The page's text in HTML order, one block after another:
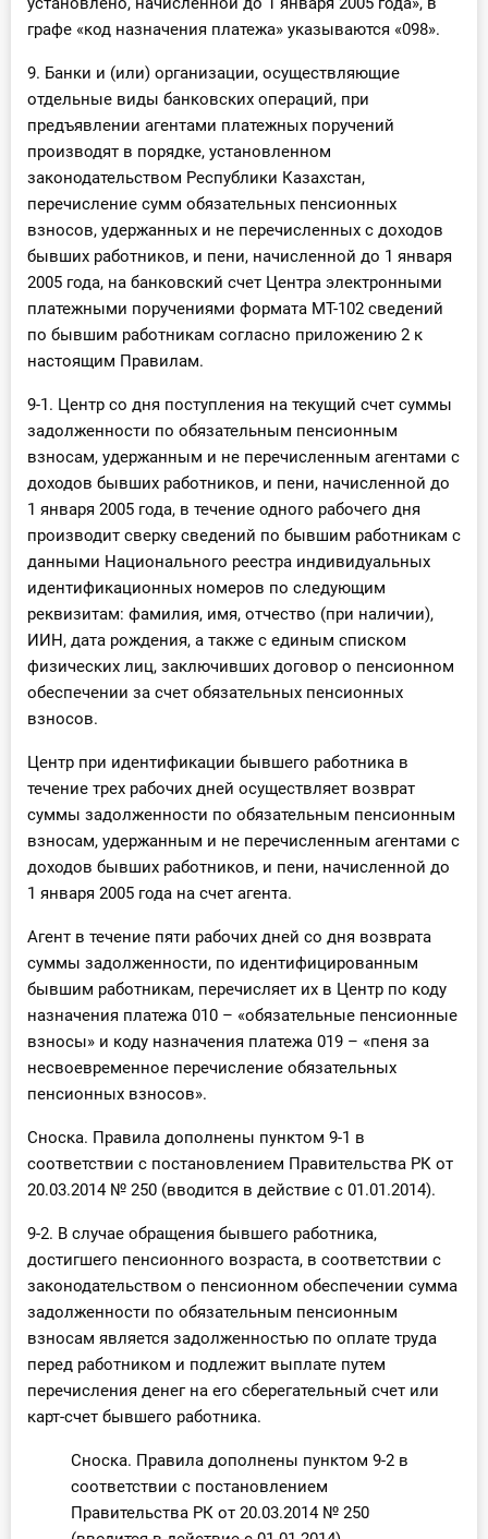
графе «код назначения платежа» указываются «098».
9. Банки и (или) организации, осуществляющие
отдельные виды банковских операций, при
предъявлении агентами платежных поручений
производят в порядке, установленном
законодательством Республики Казахстан,
перечисление сумм обязательных пенсионных
взносов, удержанных и не перечисленных с доходов
бывших работников, и пени, начисленной до 1 января
2005 года, на банковский счет Центра электронными
платежными поручениями формата МТ-102 сведений
по бывшим работникам согласно приложению 2 к
настоящим Правилам.
9-1. Центр со дня поступления на текущий счет суммы
задолженности по обязательным пенсионным
взносам, удержанным и не перечисленным агентами с
доходов бывших работников, и пени, начисленной до
1 января 2005 года, в течение одного рабочего дня
производит сверку сведений по бывшим работникам с
данными Национального реестра индивидуальных
идентификационных номеров по следующим
реквизитам: фамилия, имя, отчество (при наличии),
ИИН, дата рождения, а также с единым списком
физических лиц, заключивших договор о пенсионном
обеспечении за счет обязательных пенсионных
взносов.
Центр при идентификации бывшего работника в
течение трех рабочих дней осуществляет возврат
суммы задолженности по обязательным пенсионным
взносам, удержанным и не перечисленным агентами с
доходов бывших работников, и пени, начисленной до
1 января 2005 года на счет агента.
Агент в течение пяти рабочих дней со дня возврата
суммы задолженности, по идентифицированным
бывшим работникам, перечисляет их в Центр по коду
назначения платежа 010 – «обязательные пенсионные
взносы» и коду назначения платежа 019 – «пеня за
несвоевременное перечисление обязательных
пенсионных взносов».
Сноска. Правила дополнены пунктом 9-1 в
соответствии с постановлением Правительства РК от
20.03.2014 № 250 (вводится в действие с 01.01.2014).
9-2. В случае обращения бывшего работника,
достигшего пенсионного возраста, в соответствии с
законодательством о пенсионном обеспечении сумма
задолженности по обязательным пенсионным
взносам является задолженностью по оплате труда
перед работником и подлежит выплате путем
перечисления денег на его сберегательный счет или
карт-счет бывшего работника.
Сноска. Правила дополнены пунктом 9-2 в
соответствии с постановлением
Правительства РК от 20.03.2014 № 250